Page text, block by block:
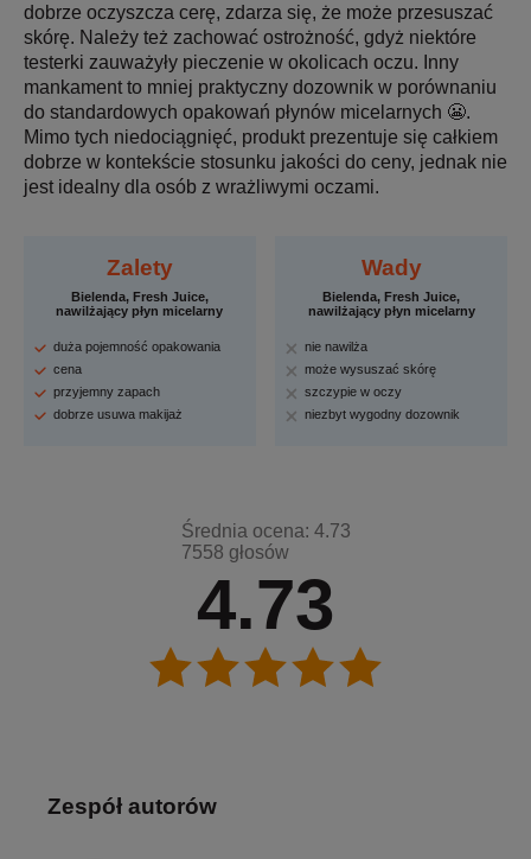
dobrze oczyszcza cerę, zdarza się, że może przesuszać
skórę. Należy też zachować ostrożność, gdyż niektóre
testerki zauważyły pieczenie w okolicach oczu. Inny
mankament to mniej praktyczny dozownik w porównaniu
do standardowych opakowań płynów micelarnych 😬.
Mimo tych niedociągnięć, produkt prezentuje się całkiem
dobrze w kontekście stosunku jakości do ceny, jednak nie
jest idealny dla osób z wrażliwymi oczami.
Zalety
Bielenda, Fresh Juice,
nawilżający płyn micelarny
duża pojemność opakowania
cena
przyjemny zapach
dobrze usuwa makijaż
Wady
Bielenda, Fresh Juice,
nawilżający płyn micelarny
nie nawilża
może wysuszać skórę
szczypie w oczy
niezbyt wygodny dozownik
4.73
Średnia ocena: 4.73
7558 głosów
Zespół autorów